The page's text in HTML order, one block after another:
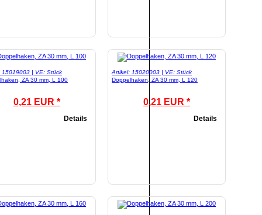
15019003 | VE: Stück
ZA 30 mm, L 100
0,21 EUR *
Details
Artikel: 15020003 | VE: Stück
Doppelhaken, ZA 30 mm, L 120
0,21 EUR *
Details